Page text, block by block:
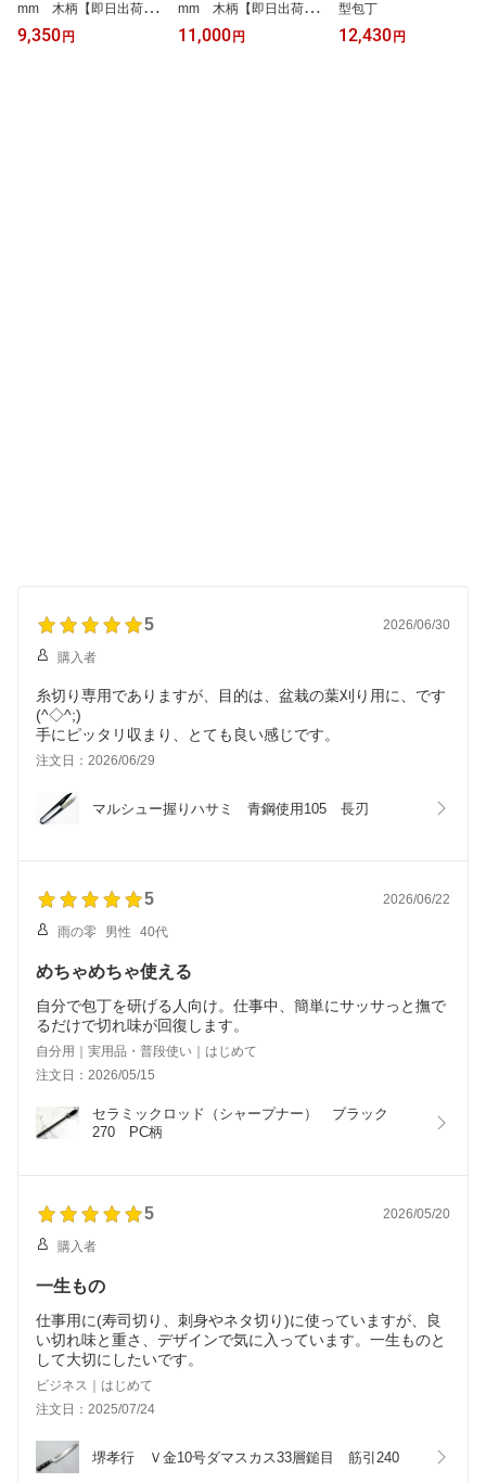
mm 木柄【即日出荷
品】
9,350 円
mm 木柄【即日出荷
品】
11,000 円
型包丁
12,430 円
5 2026/06/30
購入者
糸切り専用でありますが、目的は、盆栽の葉刈り用に、です
(^◇^;)
手にピッタリ収まり、とても良い感じです。
注文日：2026/06/29
マルシュー握りハサミ　青鋼使用105　長刃
5 2026/06/22
雨の零 男性 40代
めちゃめちゃ使える
自分で包丁を研げる人向け。仕事中、簡単にサッサっと撫で
自分用｜実用品・普段使い｜はじめて
注文日：2026/05/15
セラミックロッド（シャープナー）　ブラック
270　PC柄
5 2026/05/20
購入者
一生もの
仕事用に(寿司切り、刺身やネタ切り)に使っていますが、良
い切れ味と重さ、デザインで気に入っています。一生ものと
して大切にしたいです。
ビジネス｜はじめて
注文日：2025/07/24
堺孝行　Ｖ金10号ダマスカス33層鎚目　筋引240